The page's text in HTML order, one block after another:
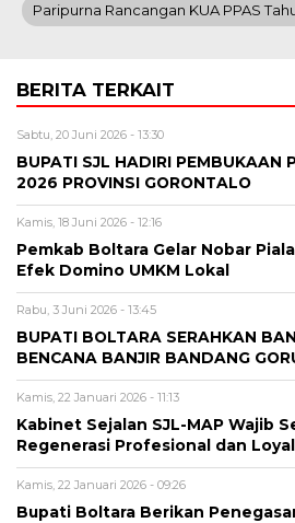
Paripurna Rancangan KUA PPAS
BERITA TERKAIT
Sabtu, 20 Juni 2026 - 13:30
BUPATI SJL HADIRI PEMBUKAAN
2026 PROVINSI GORONTALO
Kamis, 18 Juni 2026 - 12:16
‎Pemkab Boltara Gelar Nobar
Efek Domino UMKM Lokal
Rabu, 3 Juni 2026 - 13:45
BUPATI BOLTARA SERAHKAN
BENCANA BANJIR BANDANG
Kamis, 22 Januari 2026 - 11:13
Kabinet Sejalan SJL-MAP Wajib
Regenerasi Profesional dan Loyal
Kamis, 22 Januari 2026 - 09:26
Bupati Boltara Berikan